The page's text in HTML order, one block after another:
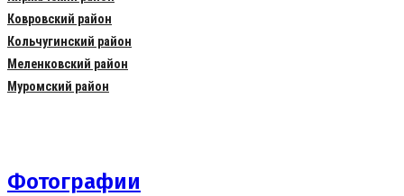
Ковровский район
Кольчугинский район
Меленковский район
Муромский район
Фотографии